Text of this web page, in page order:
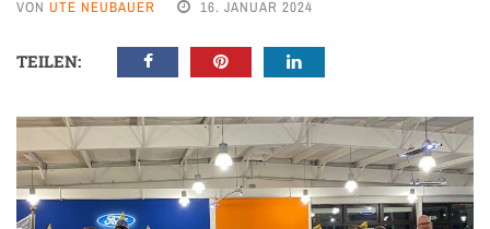
VON UTE NEUBAUER 16. JANUAR 2024
TEILEN: